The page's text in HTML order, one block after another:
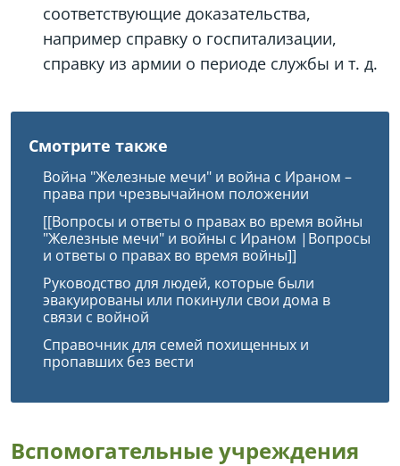
соответствующие доказательства,
например справку о госпитализации,
справку из армии о периоде службы и т. д.
Смотрите также
Война "Железные мечи" и война с Ираном –
права при чрезвычайном положении
[[Вопросы и ответы о правах во время войны
"Железные мечи" и войны с Ираном |Вопросы
и ответы о правах во время войны]]
Руководство для людей, которые были
эвакуированы или покинули свои дома в
связи с войной
Справочник для семей похищенных и
пропавших без вести
Вспомогательные учреждения